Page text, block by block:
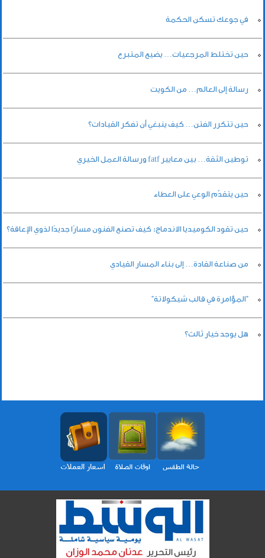
في جوعك تسكن الحكمة
حين تختلط المرجعيات… يضيع المتبرع
رسالة إلى العالم… من الكويت
حين تتكرر الفتن… كيف ينبغي أن تفكر القيادات؟
توطين الثقة… بين معايير fatf ورسالة العمل الخيري
حين يتقدّم الوعي على العطاء
حين تقود الكوميديا الاندماج: كيف تصنع الفنون مسارًا جديدًا لذوي الإعاقة؟
من صناعة القادة… إلى بناء المسار القيادي
"المؤامرة في قالب شيكولاتة"
هل يوجد خيار ثالث؟